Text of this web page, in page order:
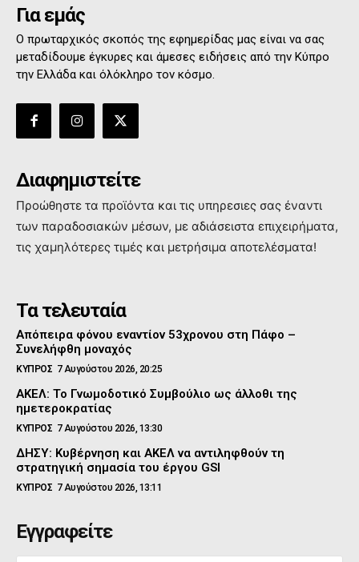
Για εμάς
Ο πρωταρχικός σκοπός της εφημερίδας μας είναι να σας
μεταδίδουμε έγκυρες και άμεσες ειδήσεις από την Κύπρο
την Ελλάδα και όλόκληρο τον κόσμο.
Διαφημιστείτε
Προώθηστε τα προϊόντα και τις υπηρεσιες σας έναντι
των παραδοσιακών μέσων, με αδιάσειστα επιχειρήματα,
τις χαμηλότερες τιμές και μετρήσιμα αποτελέσματα!
Τα τελευταία
Απόπειρα φόνου εναντίον 53χρονου στη Πάφο –
Συνελήφθη μοναχός
ΚΥΠΡΟΣ 7 Αυγούστου 2026, 20:25
ΑΚΕΛ: Το Γνωμοδοτικό Συμβούλιο ως άλλοθι της
ημετεροκρατίας
ΚΥΠΡΟΣ 7 Αυγούστου 2026, 13:30
ΔΗΣΥ: Κυβέρνηση και ΑΚΕΛ να αντιληφθούν τη
στρατηγική σημασία του έργου GSI
ΚΥΠΡΟΣ 7 Αυγούστου 2026, 13:11
Εγγραφείτε